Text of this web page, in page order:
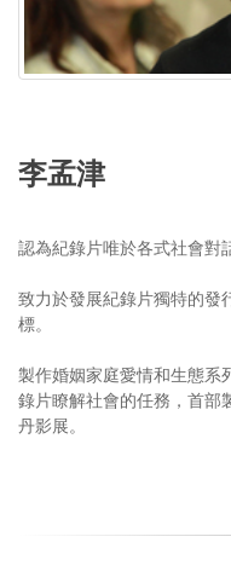
李孟津
認為紀錄片唯於各式社會對
致力於發展紀錄片獨特的發
標。
製作婚姻家庭愛情和生態系
錄片瞭解社會的任務，首部
丹影展。